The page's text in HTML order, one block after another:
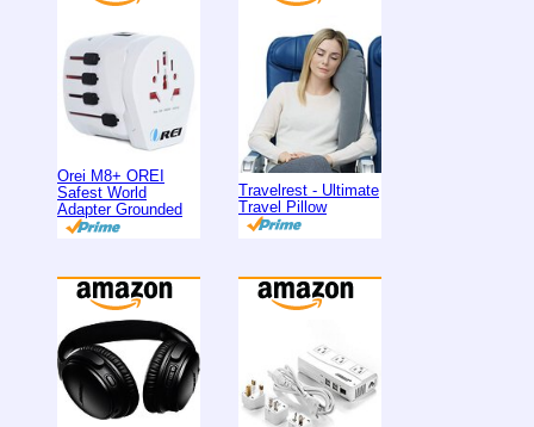
Orei M8+ OREI
Safest World
Adapter Grounded
Travelrest - Ultimate
Travel Pillow